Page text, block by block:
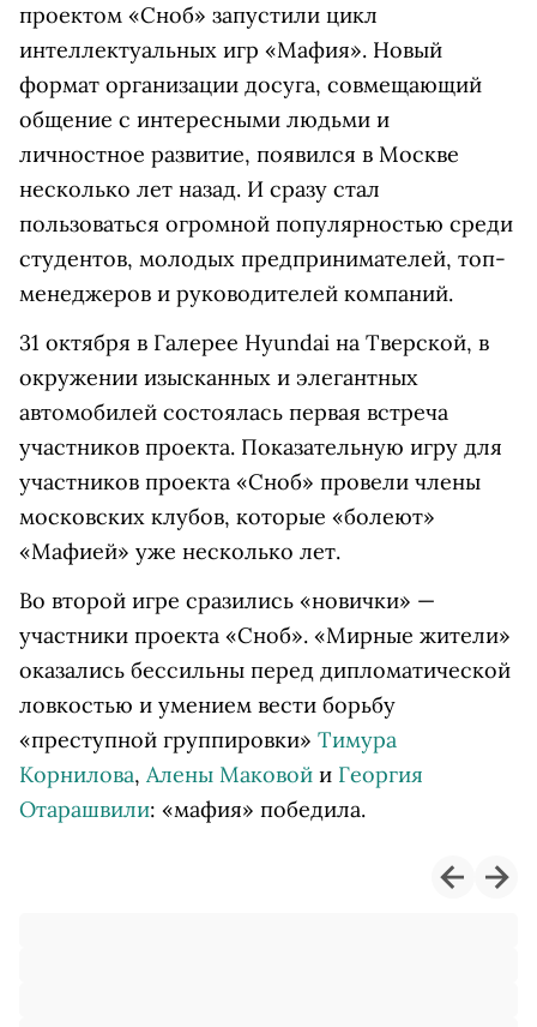
проектом «Сноб» запустили цикл
интеллектуальных игр «Мафия». Новый
формат организации досуга, совмещающий
общение с интересными людьми и
личностное развитие, появился в Москве
несколько лет назад. И сразу стал
пользоваться огромной популярностью среди
студентов, молодых предпринимателей, топ-
менеджеров и руководителей компаний.
31 октября в Галерее Hyundai на Тверской, в
окружении изысканных и элегантных
автомобилей состоялась первая встреча
участников проекта. Показательную игру для
участников проекта «Сноб» провели члены
московских клубов, которые «болеют»
«Мафией» уже несколько лет.
Во второй игре сразились «новички» —
участники проекта «Сноб». «Мирные жители»
оказались бессильны перед дипломатической
ловкостью и умением вести борьбу
«преступной группировки» Тимура
Корнилова, Алены Маковой и Георгия
Отарашвили: «мафия» победила.